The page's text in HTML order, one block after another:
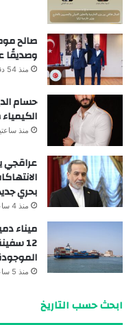
صالح
وصديقًا
منذ 54 دقيقة
حسام
الكيمياء
منذ
عراقجي
بحري
منذ 4 ساعات
12
الموجودة
منذ 5 ساعات
ابحث حسب التاريخ